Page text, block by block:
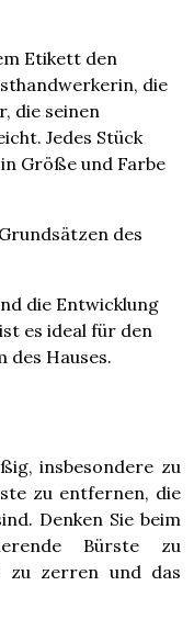
Etikett den
die
die seinen
Jedes Stück
Größe und Farbe
des
die Entwicklung
es ideal für den
des Hauses.
insbesondere zu
zu entfernen, die
Denken Sie beim
Bürste zu
zu zerren und das